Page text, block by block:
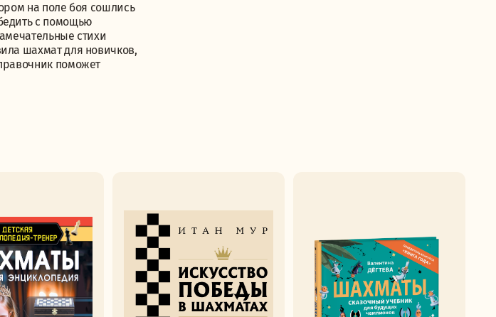
на поле боя сошлись
с помощью
стихи
шахмат для новичков,
поможет